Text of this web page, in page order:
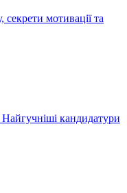
мотивації та
кандидатури